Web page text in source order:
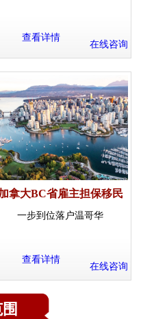
查看详情
在线咨询
拿大BC省雇主担保移民
一步到位落户温哥华
查看详情
在线咨询